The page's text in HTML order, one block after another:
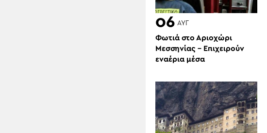
06 ΑΥΓ
Φωτιά στο Αριοχώρι
Μεσσηνίας – Επιχειρούν
εναέρια μέσα